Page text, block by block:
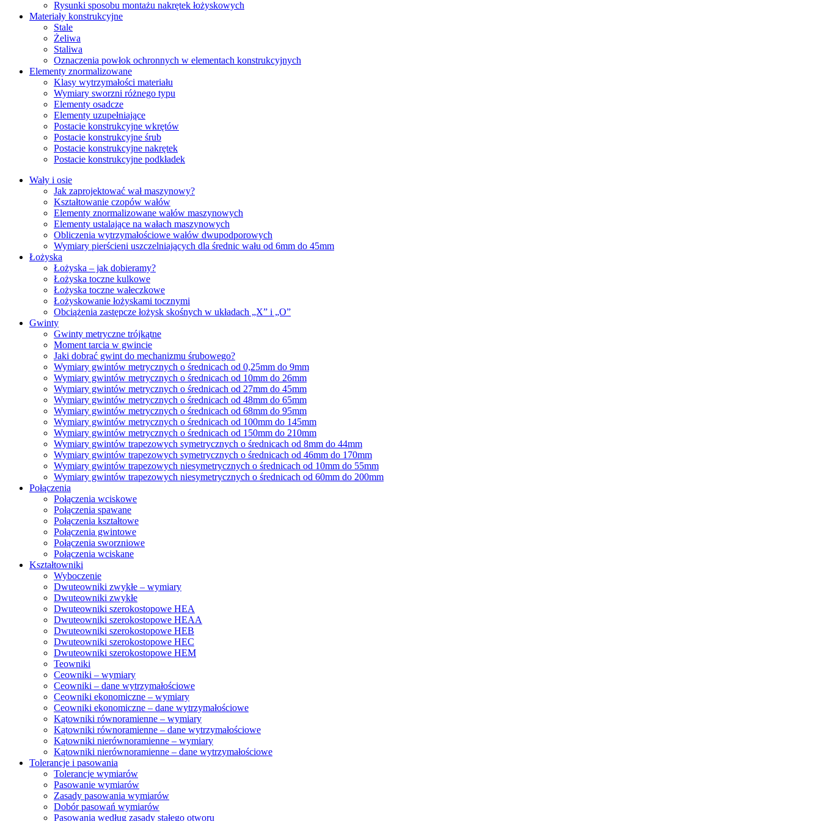
Rysunki sposobu montażu nakrętek łożyskowych
Materiały konstrukcyjne
Stale
Żeliwa
Staliwa
Oznaczenia powłok ochronnych w elementach konstrukcyjnych
Elementy znormalizowane
Klasy wytrzymałości materiału
Wymiary sworzni różnego typu
Elementy osadcze
Elementy uzupełniające
Postacie konstrukcyjne wkrętów
Postacie konstrukcyjne śrub
Postacie konstrukcyjne nakrętek
Postacie konstrukcyjne podkładek
Wały i osie
Jak zaprojektować wał maszynowy?
Kształtowanie czopów wałów
Elementy znormalizowane wałów maszynowych
Elementy ustalające na wałach maszynowych
Obliczenia wytrzymałościowe wałów dwupodporowych
Wymiary pierścieni uszczelniających dla średnic wału od 6mm do 45mm
Łożyska
Łożyska – jak dobieramy?
Łożyska toczne kulkowe
Łożyska toczne wałeczkowe
Łożyskowanie łożyskami tocznymi
Obciążenia zastępcze łożysk skośnych w układach „X” i „O”
Gwinty
Gwinty metryczne trójkątne
Moment tarcia w gwincie
Jaki dobrać gwint do mechanizmu śrubowego?
Wymiary gwintów metrycznych o średnicach od 0,25mm do 9mm
Wymiary gwintów metrycznych o średnicach od 10mm do 26mm
Wymiary gwintów metrycznych o średnicach od 27mm do 45mm
Wymiary gwintów metrycznych o średnicach od 48mm do 65mm
Wymiary gwintów metrycznych o średnicach od 68mm do 95mm
Wymiary gwintów metrycznych o średnicach od 100mm do 145mm
Wymiary gwintów metrycznych o średnicach od 150mm do 210mm
Wymiary gwintów trapezowych symetrycznych o średnicach od 8mm do 44mm
Wymiary gwintów trapezowych symetrycznych o średnicach od 46mm do 170mm
Wymiary gwintów trapezowych niesymetrycznych o średnicach od 10mm do 55mm
Wymiary gwintów trapezowych niesymetrycznych o średnicach od 60mm do 200mm
Połączenia
Połączenia wciskowe
Połączenia spawane
Połączenia kształtowe
Połączenia gwintowe
Połączenia sworzniowe
Połączenia wciskane
Kształtowniki
Wyboczenie
Dwuteowniki zwykłe – wymiary
Dwuteowniki zwykłe
Dwuteowniki szerokostopowe HEA
Dwuteowniki szerokostopowe HEAA
Dwuteowniki szerokostopowe HEB
Dwuteowniki szerokostopowe HEC
Dwuteowniki szerokostopowe HEM
Teowniki
Ceowniki – wymiary
Ceowniki – dane wytrzymałościowe
Ceowniki ekonomiczne – wymiary
Ceowniki ekonomiczne – dane wytrzymałościowe
Kątowniki równoramienne – wymiary
Kątowniki równoramienne – dane wytrzymałościowe
Kątowniki nierównoramienne – wymiary
Kątowniki nierównoramienne – dane wytrzymałościowe
Tolerancje i pasowania
Tolerancje wymiarów
Pasowanie wymiarów
Zasady pasowania wymiarów
Dobór pasowań wymiarów
Pasowania według zasady stałego otworu